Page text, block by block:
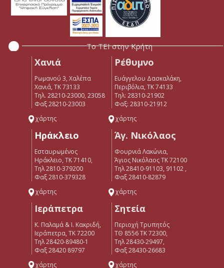
Το ΤΕΙ στην Κρήτη
Χανιά
Ρωμανού 3, Χαλέπα
Χανιά, ΤΚ 73133
Τηλ. 28210-23000, 23058
Φαξ 28210-23003
χάρτης
Ρέθυμνο
Ευάγγελου Δασκαλάκη,
Περιβόλια, ΤΚ 74133
Tηλ: 28310-21902
Φαξ: 28310-21912
χάρτης
Ηράκλειο
Εσταυρωμένος
Ηράκλειο, ΤΚ 71410,
Τηλ 2810-379200
Φαξ 2810-379328
χάρτης
Άγ. Νικόλαος
Φουρνιά Λακώνια,
Άγιος Νικόλαος ΤΚ 72100
Τηλ 28410-91103, 91102 ,
Φαξ 28410-82879
χάρτης
Ιεράπετρα
Κ. Παλαμά & Ι. Κακριδή,
Ιεράπετρα, ΤΚ 72200
Tηλ 28420-89480-1
Φαξ 28420 89797
χάρτης
Σητεία
Περιοχή Τρυπητός
ΤΘ 8556 ΤΚ 72300,
Τηλ 28430-29497,
Φαξ 28430-26683
χάρτης